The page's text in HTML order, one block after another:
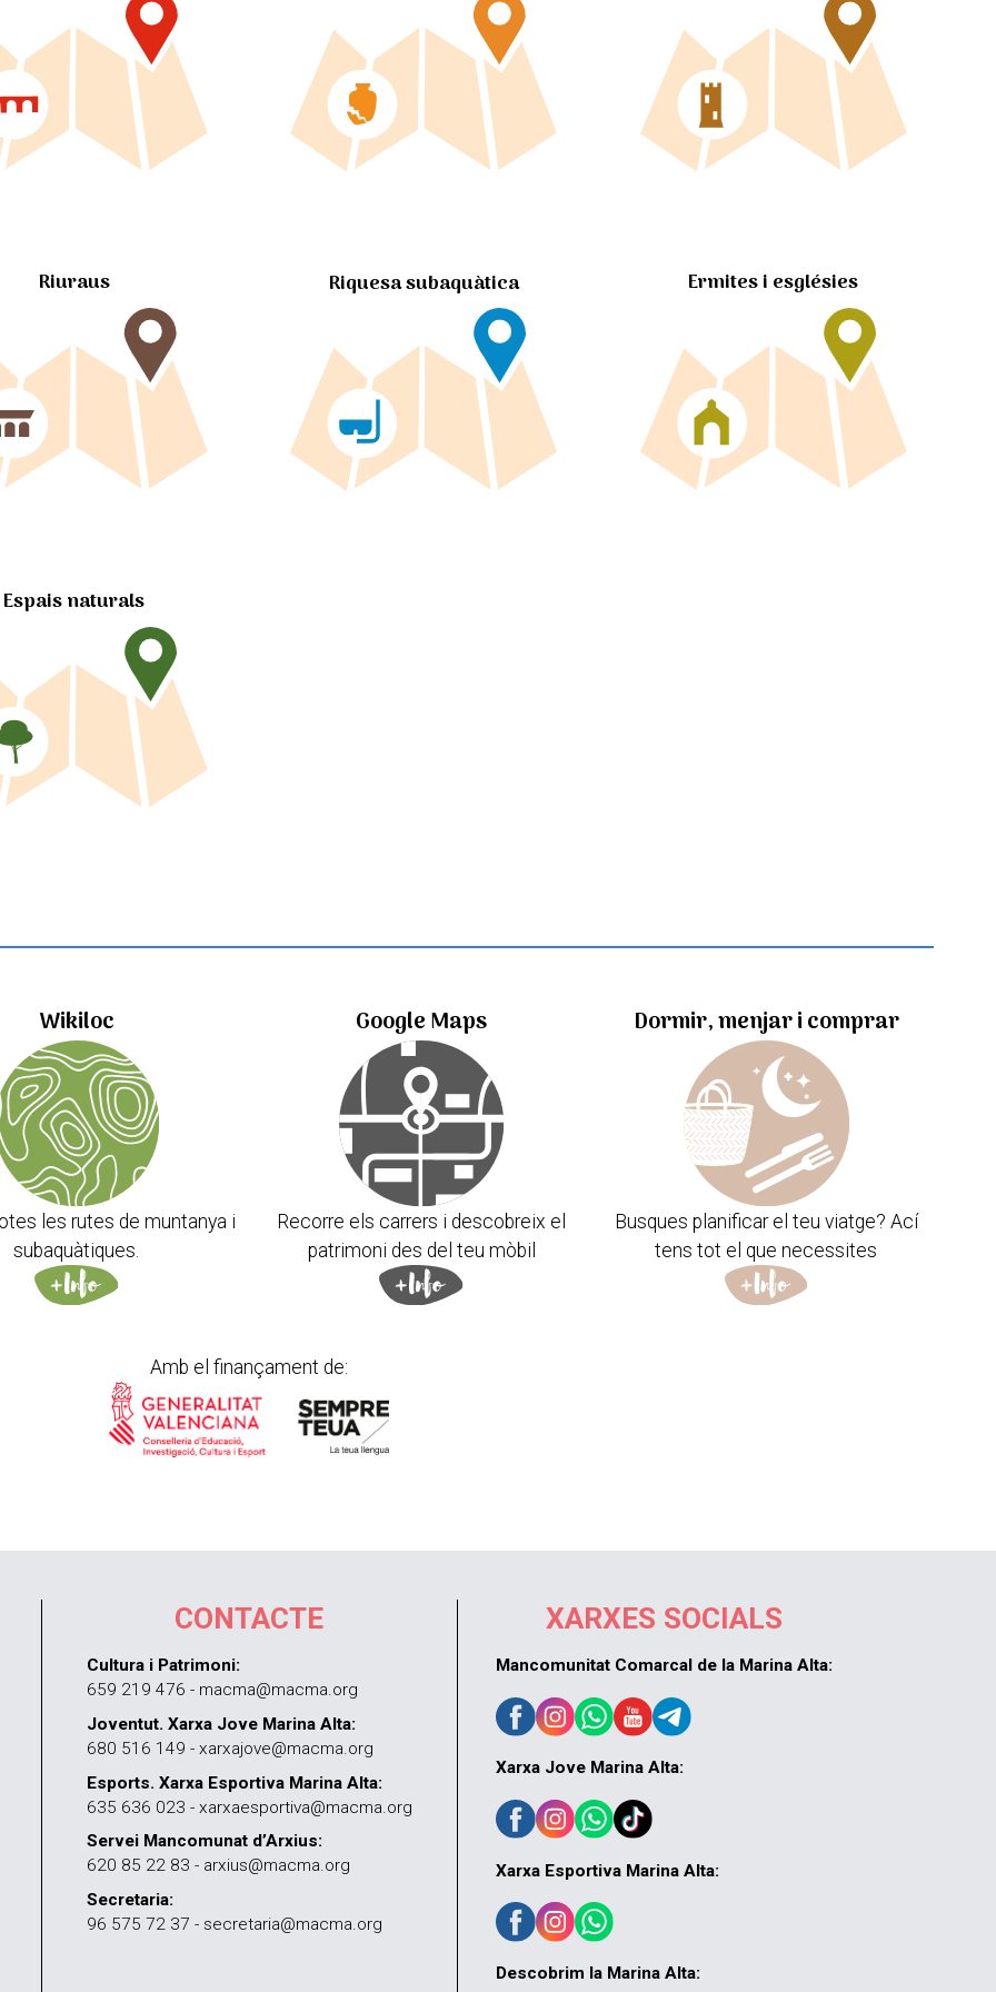
Riuraus Riquesa subaquàtica Ermites i esglésies
Espais naturals
Wikiloc
les rutes de muntanya i
subaquàtiques.
Google Maps
Recorre els carrers i descobreix el
patrimoni des del teu mòbil
Dormir, menjar i comprar
Busques planificar el teu viatge? Ací
tens tot el que necessites
Amb el finançament de:
CONTACTE
Cultura i Patrimoni:
659 219 476 - macma@macma.org
Joventut. Xarxa Jove Marina Alta:
680 516 149 - xarxajove@macma.org
Esports. Xarxa Esportiva Marina Alta:
635 636 023 - xarxaesportiva@macma.org
Servei Mancomunat d’Arxius:
620 85 22 83 - arxius@macma.org
Secretaria:
96 575 72 37 - secretaria@macma.org
XARXES SOCIALS
Mancomunitat Comarcal de la Marina Alta:
Xarxa Jove Marina Alta:
Xarxa Esportiva Marina Alta:
Descobrim la Marina Alta: